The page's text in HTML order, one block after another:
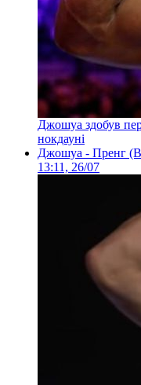
Джошуа здобув
нокдауні
Джошуа - Пренг
13:11, 26/07